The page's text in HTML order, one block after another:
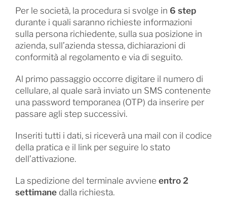
Per le società, la procedura si svolge in 6 step
durante i quali saranno richieste informazioni
sulla persona richiedente, sulla sua posizione in
azienda, sull’azienda stessa, dichiarazioni di
conformità al regolamento e via di seguito.
Al primo passaggio occorre digitare il numero di
cellulare, al quale sarà inviato un SMS contenente
una password temporanea (OTP) da inserire per
passare agli step successivi.
Inseriti tutti i dati, si riceverà una mail con il codice
della pratica e il link per seguire lo stato
dell’attivazione.
La spedizione del terminale avviene entro 2
settimanedalla richiesta.